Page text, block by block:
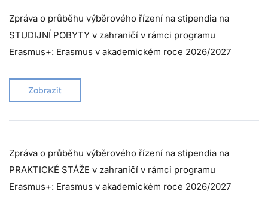
Zpráva o průběhu výběrového řízení na stipendia na
STUDIJNÍ POBYTY v zahraničí v rámci programu
Erasmus+: Erasmus v akademickém roce 2026/2027
Zobrazit
Zpráva o průběhu výběrového řízení na stipendia na
PRAKTICKÉ STÁŽE v zahraničí v rámci programu
Erasmus+: Erasmus v akademickém roce 2026/2027